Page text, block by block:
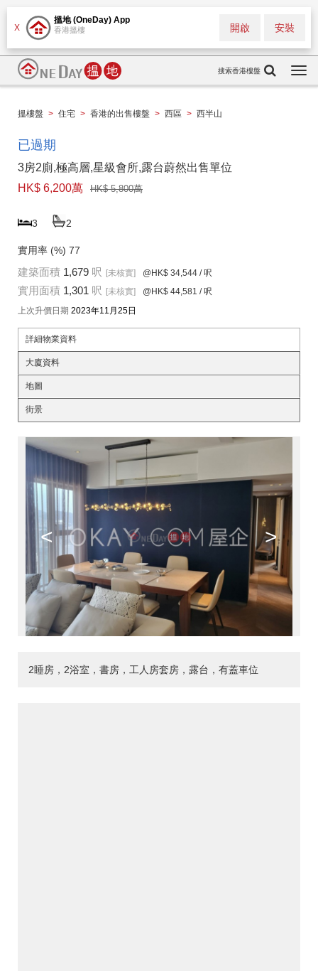
X
搵地 (OneDay) App
香港搵樓 安裝
開啟
搜索香港樓盤
搵樓盤 > 住宅 > 香港的出售樓盤 > 西區 > 西半山
已過期
3房2廁,極高層,星級會所,露台蔚然出售單位
HK$ 6,200萬
HK$ 5,800萬
3 2
實用率 (%) 77
建築面積 1,679 呎 [未核實] @HK$ 34,544 / 呎
實用面積 1,301 呎 [未核實] @HK$ 44,581 / 呎
上次升價日期 2023年11月25日
詳細物業資料
大廈資料
地圖
街景
< >
2睡房，2浴室，書房，工人房套房，露台，有蓋車位